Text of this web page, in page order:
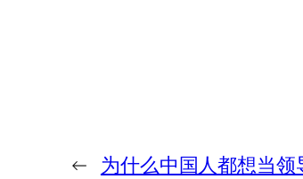
← 为什么中国人都想当领